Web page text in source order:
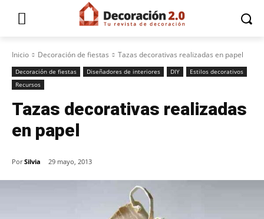
Inicio Decoración de fiestas Tazas decorativas realizadas en papel
Decoración de fiestas Diseñadores de interiores DIY
Estilos decorativos
Recursos
Tazas decorativas realizadas
en papel
Por Silvia 29 mayo, 2013